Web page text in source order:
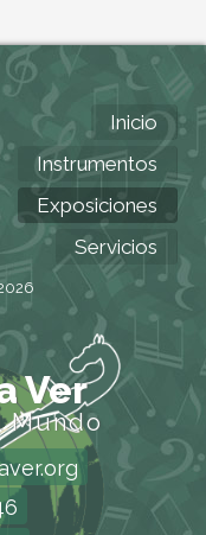
Inicio
Instrumentos
Exposiciones
Servicios
Ver
Mundo